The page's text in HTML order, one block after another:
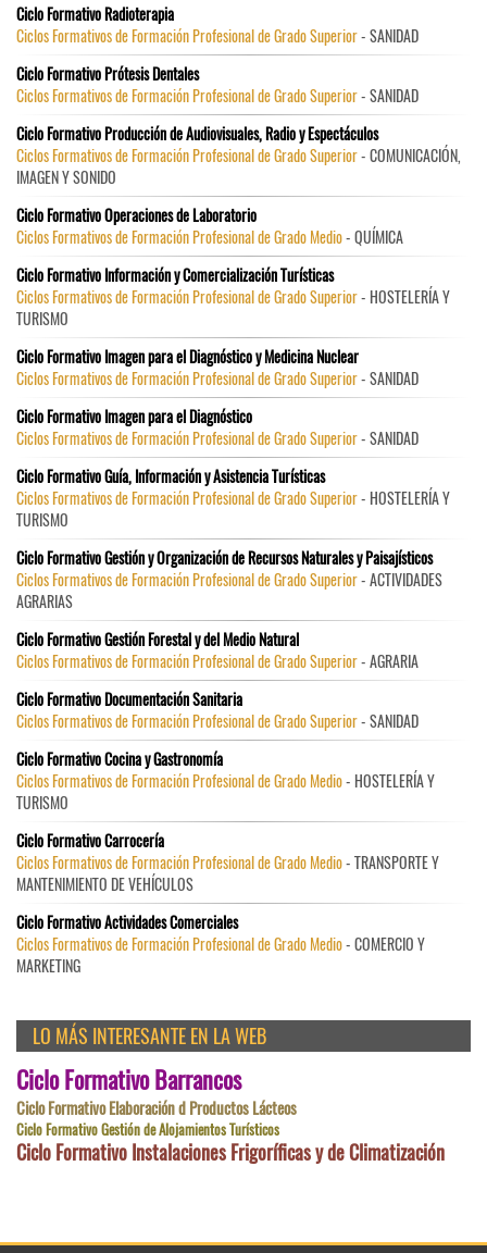
Ciclo Formativo Radioterapia
Ciclos Formativos de Formación Profesional de Grado Superior- SANIDAD
Ciclo Formativo Prótesis Dentales
Ciclos Formativos de Formación Profesional de Grado Superior- SANIDAD
Ciclo Formativo Producción de Audiovisuales, Radio y Espectáculos
Ciclos Formativos de Formación Profesional de Grado Superior- COMUNICACIÓN,
IMAGEN Y SONIDO
Ciclo Formativo Operaciones de Laboratorio
Ciclos Formativos de Formación Profesional de Grado Medio- QUÍMICA
Ciclo Formativo Información y Comercialización Turísticas
Ciclos Formativos de Formación Profesional de Grado Superior- HOSTELERÍA Y
TURISMO
Ciclo Formativo Imagen para el Diagnóstico y Medicina Nuclear
Ciclos Formativos de Formación Profesional de Grado Superior- SANIDAD
Ciclo Formativo Imagen para el Diagnóstico
Ciclos Formativos de Formación Profesional de Grado Superior- SANIDAD
Ciclo Formativo Guía, Información y Asistencia Turísticas
Ciclos Formativos de Formación Profesional de Grado Superior- HOSTELERÍA Y
TURISMO
Ciclo Formativo Gestión y Organización de Recursos Naturales y Paisajísticos
Ciclos Formativos de Formación Profesional de Grado Superior- ACTIVIDADES
AGRARIAS
Ciclo Formativo Gestión Forestal y del Medio Natural
Ciclos Formativos de Formación Profesional de Grado Superior- AGRARIA
Ciclo Formativo Documentación Sanitaria
Ciclos Formativos de Formación Profesional de Grado Superior- SANIDAD
Ciclo Formativo Cocina y Gastronomía
Ciclos Formativos de Formación Profesional de Grado Medio- HOSTELERÍA Y
TURISMO
Ciclo Formativo Carrocería
Ciclos Formativos de Formación Profesional de Grado Medio- TRANSPORTE Y
MANTENIMIENTO DE VEHÍCULOS
Ciclo Formativo Actividades Comerciales
Ciclos Formativos de Formación Profesional de Grado Medio- COMERCIO Y
MARKETING
LO MÁS INTERESANTE EN LA WEB
Ciclo Formativo Barrancos
Ciclo Formativo Elaboración d Productos Lácteos
Ciclo Formativo Gestión de Alojamientos Turísticos
Ciclo Formativo Instalaciones Frigoríficas y de Climatización